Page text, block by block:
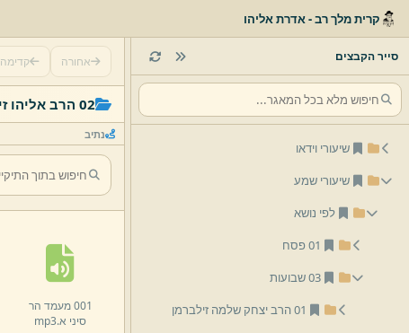
קרית מלך רב - אדרת אליהו
סייר הקבצים
שיעורי וידאו
שיעורי שמע
לפי נושא
01 פסח
03 שבועות
01 הרב יצחק שלמה זילברמן
אחורה קדימה
02 הרב אליהו זילברמן
נתיב
001 מעמד הר
סיני א.mp3